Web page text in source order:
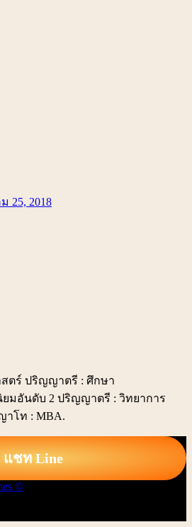
25, 2018
ตร์ ปริญญาตรี : ศึกษา
มอันดับ 2 ปริญญาตรี : วิทยาการ
าโท : MBA.
แชท Line
©